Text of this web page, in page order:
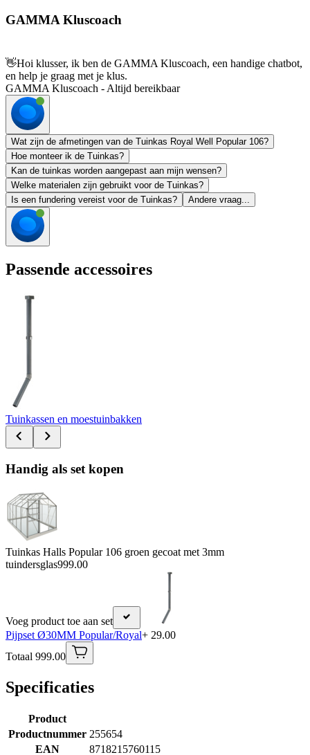
GAMMA Kluscoach
👋Hoi klusser, ik ben de GAMMA Kluscoach, een handige chatbot,
en help je graag met je klus.
GAMMA Kluscoach - Altijd bereikbaar
Wat zijn de afmetingen van de Tuinkas Royal Well Popular 106?
Hoe monteer ik de Tuinkas?
Kan de tuinkas worden aangepast aan mijn wensen?
Welke materialen zijn gebruikt voor de Tuinkas?
Is een fundering vereist voor de Tuinkas?
Andere vraag...
Passende accessoires
Tuinkassen en moestuinbakken
Handig als set kopen
Tuinkas Halls Popular 106 groen gecoat met 3mm
tuindersglas999.00
Voeg product toe aan set
Pijpset Ø30MM Popular/Royal+ 29.00
Totaal 999.00
Specificaties
Product
Productnummer 255654
EAN
8718215760115